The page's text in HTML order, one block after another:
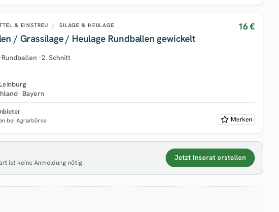
& EINSTREU / SILAGE & HEULAGE
/ Grassilage / Heulage Rundballen gewickelt
16 €
·Rundballen ·2. Schnitt
Bayern
bei Agrarbörse Merken
ist keine Anmeldung nötig.
Jetzt Inserat erstellen